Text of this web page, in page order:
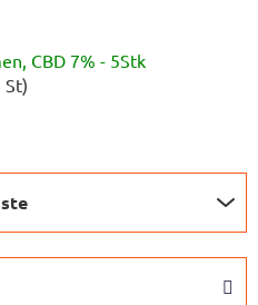
CBD 7% - 5Stk
St)